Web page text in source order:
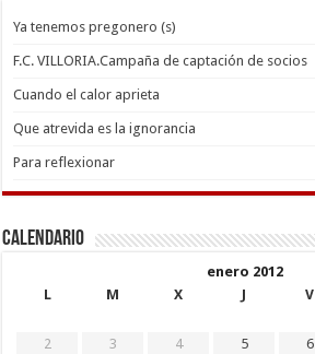
Ya tenemos pregonero (s)
F.C. VILLORIA.Campaña de captación de socios
Cuando el calor aprieta
Que atrevida es la ignorancia
Para reflexionar
Calendario
enero 2012
L
M X J V
2
3 4 5 6